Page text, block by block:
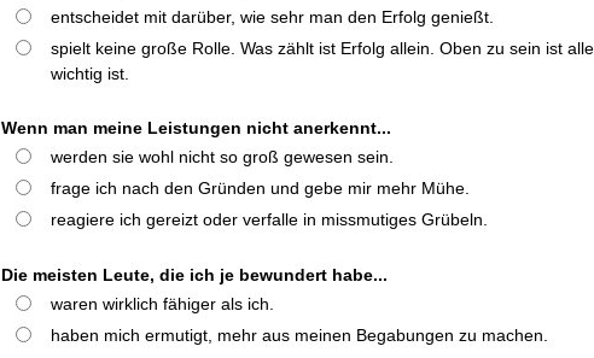
entscheidet mit darüber, wie sehr man den Erfolg genießt.
spielt keine große Rolle. Was zählt ist Erfolg allein. Oben zu sein ist
wichtig ist.
Wenn man meine Leistungen nicht anerkennt...
werden sie wohl nicht so groß gewesen sein.
frage ich nach den Gründen und gebe mir mehr Mühe.
reagiere ich gereizt oder verfalle in missmutiges Grübeln.
Die meisten Leute, die ich je bewundert habe...
waren wirklich fähiger als ich.
haben mich ermutigt, mehr aus meinen Begabungen zu machen.